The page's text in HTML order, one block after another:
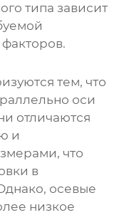
типа зависит
тем, что
оси
отличаются
и
что
в
осевые
низкое